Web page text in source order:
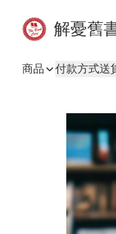
解憂舊
商品 付款方式送